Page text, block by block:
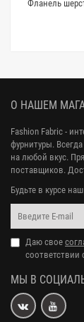
Фланель
О НАШЕМ
Fashion Fabric -
фурнитуры.
на любой вкус.
поставщиков.
Будьте в курсе
Даю свое
соответствии
МЫ В